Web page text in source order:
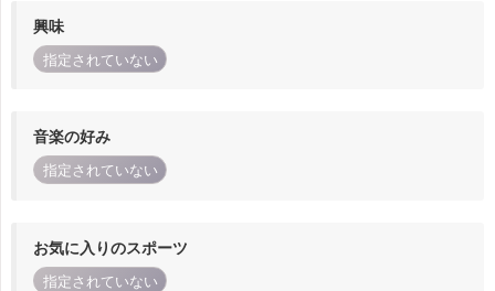
興味
指定されていない
音楽の好み
指定されていない
お気に入りのスポーツ
指定されていない